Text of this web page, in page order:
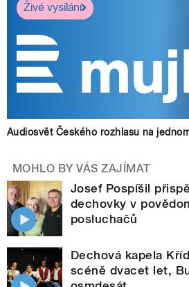
Živé vysílání
Audiosvět Českého rozhlasu na
MOHLO BY VÁS ZAJÍMAT
Josef Pospíšil
dechovky v
posluchačů
Dechová kapela
scéně dvacet let,